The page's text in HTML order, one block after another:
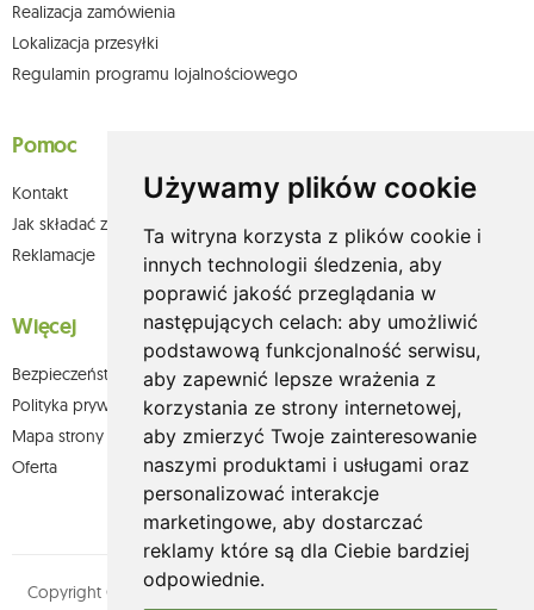
Używamy plików cookie
Ta witryna korzysta z plików cookie i
innych technologii śledzenia, aby
poprawić jakość przeglądania w
następujących celach: aby umożliwić
podstawową funkcjonalność serwisu,
aby zapewnić lepsze wrażenia z
korzystania ze strony internetowej,
aby zmierzyć Twoje zainteresowanie
naszymi produktami i usługami oraz
personalizować interakcje
marketingowe, aby dostarczać
reklamy które są dla Ciebie bardziej
odpowiednie.
Realizacja zamówienia
Lokalizacja przesyłki
Regulamin programu lojalnościowego
Pomoc
Kontakt
Jak składać zamówienia w sklepie olium.pl?
Reklamacje
Więcej
Bezpieczeństwo płatności
Polityka prywatności
Mapa strony
Oferta
Copyright © olium.pl. Wszystkie prawa zastrzeżone. Designed by